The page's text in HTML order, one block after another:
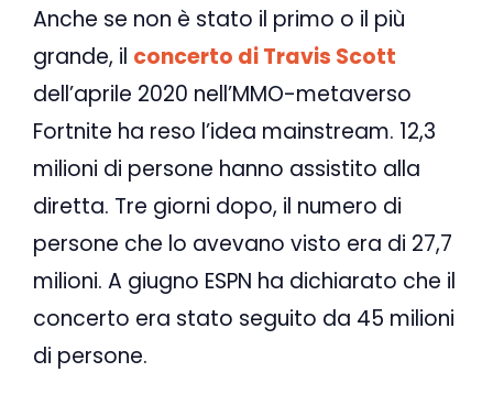
Anche se non è stato il primo o il più
grande, il concerto di Travis Scott
dell’aprile 2020 nell’MMO-metaverso
Fortnite ha reso l’idea mainstream. 12,3
milioni di persone hanno assistito alla
diretta. Tre giorni dopo, il numero di
persone che lo avevano visto era di 27,7
milioni. A giugno ESPN ha dichiarato che il
concerto era stato seguito da 45 milioni
di persone.